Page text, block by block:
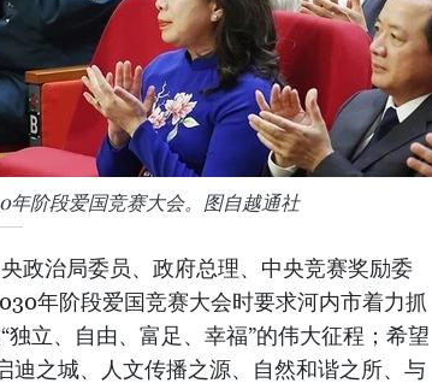
阶段爱国竞赛大会。图自越通社
政治局委员、政府总理、中央竞赛奖励委
年阶段爱国竞赛大会时要求河内市着力抓
立、自由、富足、幸福”的伟大征程；希望
迪之城、人文传播之源、自然和谐之所、与